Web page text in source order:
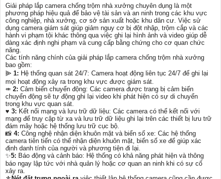
Giải pháp lắp camera chống trộm nhà xưởng chuyên dụng là một
phương pháp hiệu quả để bảo vệ tài sản và an ninh trong các khu vực
công nghiệp, nhà xưởng, cơ sở sản xuất hoặc khu dân cư. Việc sử
dụng camera giám sát giúp giảm nguy cơ bị đột nhập, trộm cắp và các
hành vi phạm tội khác thông qua việc ghi lại hình ảnh và video giúp dễ
dàng xác định nghi phạm và cung cấp bằng chứng cho cơ quan chức
năng.
Các tính năng chính của giải pháp lắp camera chống trộm nhà xưởng
bao gồm:
⫸ 1: Hệ thống quan sát 24/7: Camera hoạt động liên tục 24/7 để ghi lại
mọi hoạt động xảy ra trong khu vực được giám sát.
⤂ 2: Cảm biến chuyển động: Các camera được trang bị cảm biến
chuyển động sẽ tự động ghi lại video khi phát hiện có sự di chuyển
trong khu vực quan sát.
♥️ 3: Kết nối mạng và lưu trữ dữ liệu: Các camera có thể kết nối với
mạng để truy cập từ xa và lưu trữ dữ liệu ghi lại trên các thiết bị lưu trữ
đám mây hoặc hệ thống lưu trữ cục bộ.
📸 4: Công nghệ nhận diện khuôn mặt và biển số xe: Các hệ thống
camera tiên tiến có thể nhận diện khuôn mặt, biển số xe để giúp xác
định danh tính của người và phương tiện đi lại.
✨5: Báo động và cảnh báo: Hệ thống có khả năng phát hiện và thông
báo ngay lập tức với nhà quản lý hoặc cơ quan an ninh khi có sự cố
xảy ra.